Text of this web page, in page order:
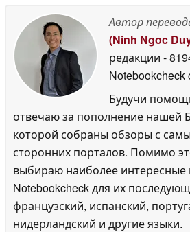
Автор
(Ninh Ngoc
редакции -
Notebookcheck
Будучи
отвечаю за пополнение нашей
которой собраны обзоры с
сторонних порталов. Помимо
выбираю наиболее интересные
Notebookcheck для их
французский, испанский,
нидерландский и другие языки.